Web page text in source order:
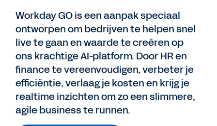
Workday GO is een aanpak speciaal
ontworpen om bedrijven te helpen snel
live te gaan en waarde te creëren op
ons krachtige AI-platform. Door HR en
finance te vereenvoudigen, verbeter je
efficiëntie, verlaag je kosten en krijg je
realtime inzichten om zo een slimmere,
agile business te runnen.